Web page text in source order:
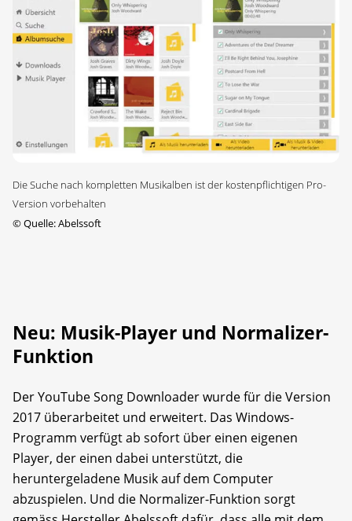
Die Suche nach kompletten Musikalben ist der kostenpflichtigen Pro-
Version vorbehalten
©Quelle: Abelssoft
Neu: Musik-Player und Normalizer-
Funktion
Der YouTube Song Downloader wurde für die Version
2017 überarbeitet und erweitert. Das Windows-
Programm verfügt ab sofort über einen eigenen
Player, der einen dabei unterstützt, die
heruntergeladene Musik auf dem Computer
abzuspielen. Und die Normalizer-Funktion sorgt